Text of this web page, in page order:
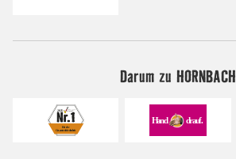
Darum zu HORNBACH